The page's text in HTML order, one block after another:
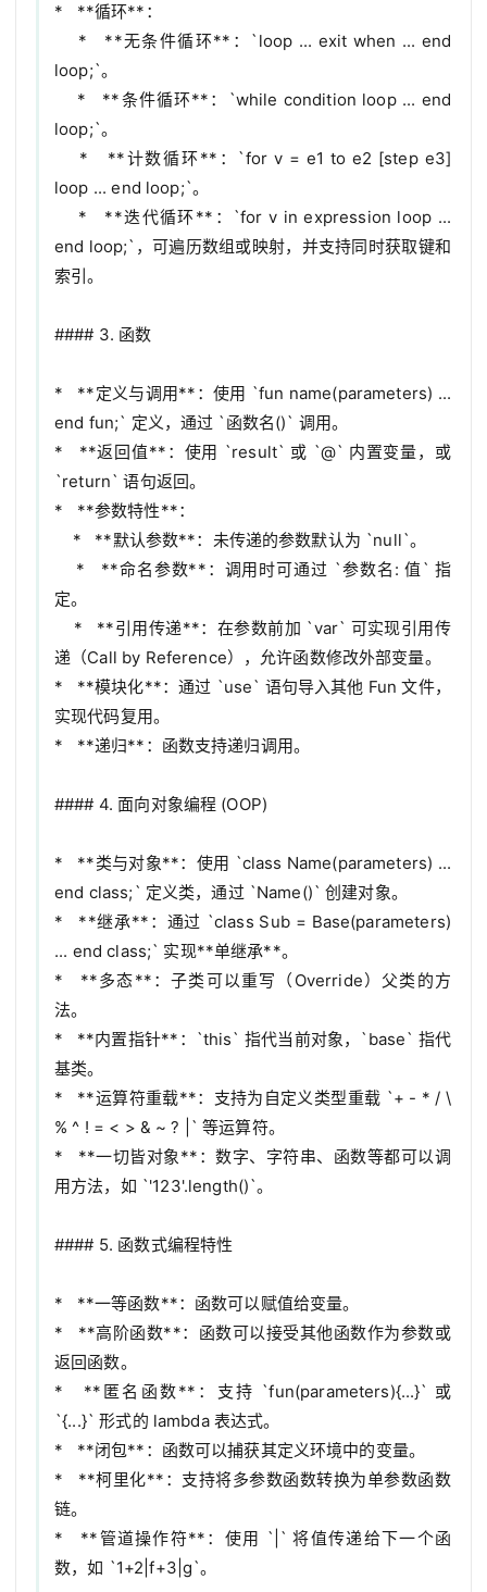
*   **循环**：
loop;`。
loop;`。
loop ... end loop;`。
end loop;`，可遍历数组或映射，并支持同时获取键和
索引。
#### 3. 函数
*   **定义与调用**：使用 `fun name(parameters) ...
end fun;` 定义，通过 `函数名()` 调用。
*   **返回值**：使用 `result` 或 `@` 内置变量，或
`return` 语句返回。
*   **参数特性**：
定。
递（Call by Reference），允许函数修改外部变量。
*   **模块化**：通过 `use` 语句导入其他 Fun 文件，
实现代码复用。
*   **递归**：函数支持递归调用。
#### 4. 面向对象编程 (OOP)
*   **类与对象**：使用 `class Name(parameters) ...
end class;` 定义类，通过 `Name()` 创建对象。
*   **继承**：通过 `class Sub = Base(parameters)
... end class;` 实现**单继承**。
*   **多态**：子类可以重写（Override）父类的方
法。
*   **内置指针**：`this` 指代当前对象，`base` 指代
基类。
*   **运算符重载**：支持为自定义类型重载 `+ - * / \
% ^ ! = < > & ~ ? |` 等运算符。
*   **一切皆对象**：数字、字符串、函数等都可以调
用方法，如 `'123'.length()`。
#### 5. 函数式编程特性
*   **一等函数**：函数可以赋值给变量。
*   **高阶函数**：函数可以接受其他函数作为参数或
返回函数。
*   **匿名函数**：支持 `fun(parameters){...}` 或
`{...}` 形式的 lambda 表达式。
*   **闭包**：函数可以捕获其定义环境中的变量。
*   **柯里化**：支持将多参数函数转换为单参数函数
链。
*   **管道操作符**：使用 `|` 将值传递给下一个函
数，如 `1+2|f+3|g`。